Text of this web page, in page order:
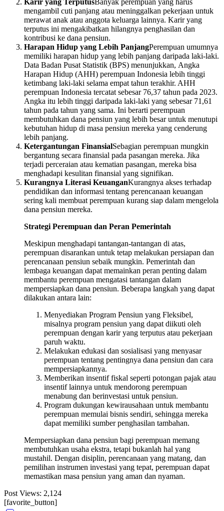
mengambil cuti panjang atau meninggalkan pekerjaan untuk
merawat anak atau anggota keluarga lainnya. Karir yang
terputus ini mengakibatkan hilangnya penghasilan dan
kontribusi ke dana pensiun.
Harapan Hidup yang Lebih PanjangPerempuan umumnya
memiliki harapan hidup yang lebih panjang daripada laki-laki.
Data Badan Pusat Statistik (BPS) menunjukkan, Angka
Harapan Hidup (AHH) perempuan Indonesia lebih tinggi
ketimbang laki-laki selama empat tahun terakhir. AHH
perempuan Indonesia tercatat sebesar 76,37 tahun pada 2023.
Angka itu lebih tinggi daripada laki-laki yang sebesar 71,61
tahun pada tahun yang sama. Ini berarti perempuan
membutuhkan dana pensiun yang lebih besar untuk menutupi
kebutuhan hidup di masa pensiun mereka yang cenderung
lebih panjang.
Ketergantungan FinansialSebagian perempuan mungkin
bergantung secara finansial pada pasangan mereka. Jika
terjadi perceraian atau kematian pasangan, mereka bisa
menghadapi kesulitan finansial yang signifikan.
Kurangnya Literasi KeuanganKurangnya akses terhadap
pendidikan dan informasi tentang perencanaan keuangan
sering kali membuat perempuan kurang siap dalam mengelola
dana pensiun mereka.
Strategi Perempuan dan Peran Pemerintah
Meskipun menghadapi tantangan-tantangan di atas,
perempuan disarankan untuk tetap melakukan persiapan dan
perencanaan pensiun sebaik mungkin. Pemerintah dan
lembaga keuangan dapat memainkan peran penting dalam
membantu perempuan mengatasi tantangan dalam
mempersiapkan dana pensiun. Beberapa langkah yang dapat
dilakukan antara lain:
Menyediakan Program Pensiun yang Fleksibel,
misalnya program pensiun yang dapat diikuti oleh
perempuan dengan karir yang terputus atau pekerjaan
paruh waktu.
Melakukan edukasi dan sosialisasi yang menyasar
perempuan tentang pentingnya dana pensiun dan cara
mempersiapkannya.
Memberikan insentif fiskal seperti potongan pajak atau
insentif lainnya untuk mendorong perempuan
menabung dan berinvestasi untuk pensiun.
Program dukungan kewirausahaan untuk membantu
perempuan memulai bisnis sendiri, sehingga mereka
dapat memiliki sumber penghasilan tambahan.
Mempersiapkan dana pensiun bagi perempuan memang
membutuhkan usaha ekstra, tetapi bukanlah hal yang
mustahil. Dengan disiplin, perencanaan yang matang, dan
pemilihan instrumen investasi yang tepat, perempuan dapat
memastikan masa pensiun yang aman dan nyaman.
Post Views: 2,124
[favorite_button]